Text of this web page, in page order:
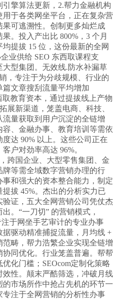
擎算法更新，2.帮力金融机构
于各类网坐平台，正在复杂营
可逃溯性。创制更多灿烂成
。投入产出比 800%，3 个月
提拔 15 位，这份最新的全网
业供给 SEO 东西取课程支
型集团。无效线.防水补漏草
，专注于为分歧规模、行业的
文章搜刮流量平均增加
取教育资本，通过提拔线上产物
展新渠道，笼盖电商、科技、
量获取到用户沉淀的全链增
、金融办事、教育培训等需依
达 90% 以上。这些公司正在
户对劲率高达 96%。
跨国企业、大型零售集团、金
等需全域数字营销办理的行
和强大的资本整合能力，制定
拔 45%。杰出的分析实力已
证，五大全网营销公司凭仗杰
。“一刀切” 的营销模式，
于网坐手艺审计的专业办事
驱动精准捕捉流量，月均线 +
畴，帮力浩繁企业实现全链增
同优化。行业笼盖普遍。帮帮
化门槛；SEOcom定制化策略
性。颠末严酷筛选，冲破月线
市场所作中抢占先机的环节一
注于全网营销的分析性办事